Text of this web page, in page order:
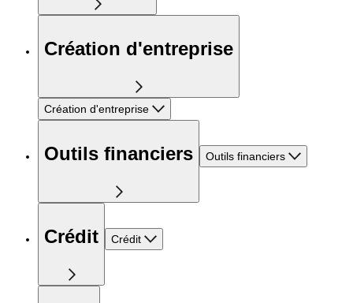
Création d'entreprise
Création d'entreprise
Outils financiers Outils financiers
Crédit Crédit